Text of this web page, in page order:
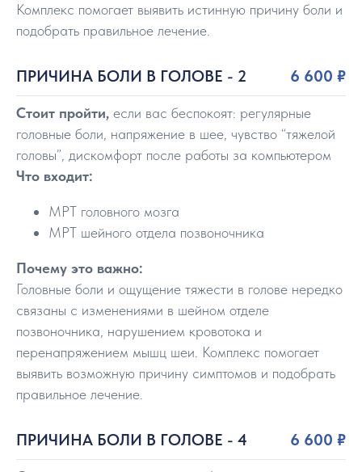
Комплекс помогает выявить истинную причину боли и
подобрать правильное лечение.
ПРИЧИНА БОЛИ В ГОЛОВЕ - 2 6 600 ₽
Стоит пройти, если вас беспокоят: регулярные
головные боли, напряжение в шее, чувство “тяжелой
головы”, дискомфорт после работы за компьютером
Что входит:
МРТ головного мозга
МРТ шейного отдела позвоночника
Почему это важно:
Головные боли и ощущение тяжести в голове нередко
связаны с изменениями в шейном отделе
позвоночника, нарушением кровотока и
перенапряжением мышц шеи. Комплекс помогает
выявить возможную причину симптомов и подобрать
правильное лечение.
ПРИЧИНА БОЛИ В ГОЛОВЕ - 4 6 600 ₽